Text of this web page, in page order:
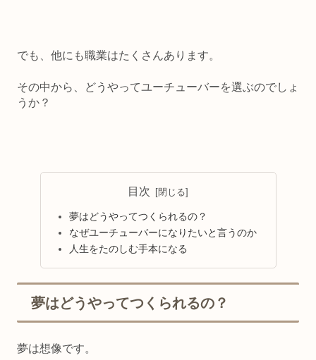
でも、他にも職業はたくさんあります。
その中から、どうやってユーチューバーを選ぶのでしょ
うか？
目次
夢はどうやってつくられるの？
なぜユーチューバーになりたいと言うのか
人生をたのしむ手本になる
夢はどうやってつくられるの？
夢は想像です。